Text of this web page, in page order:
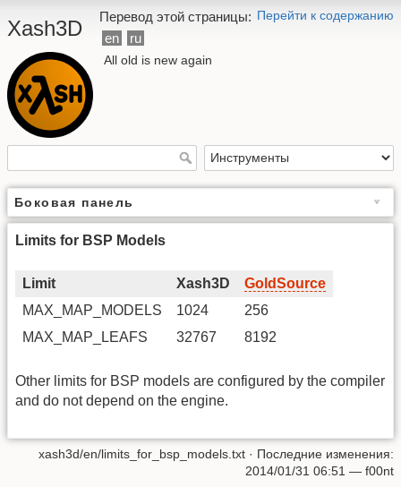
Перейти к содержанию
Перевод этой страницы:
en
ru
Xash3D
All old is new again
Боковая панель
Limits for BSP Models
Limit Xash3D
GoldSource
MAX_MAP_MODELS
1024
256
MAX_MAP_LEAFS
32767 8192
Other limits for BSP models are configured by the compiler
and do not depend on the engine.
xash3d/en/limits_for_bsp_models.txt · Последние изменения:
2014/01/31 06:51 — f00nt